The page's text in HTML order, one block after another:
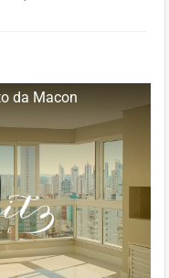
da Macon